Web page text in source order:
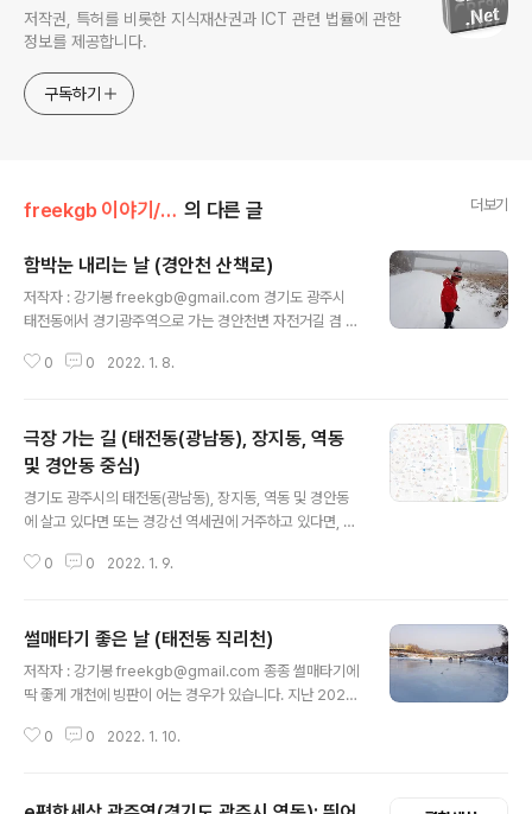
저작권, 특허를 비롯한 지식재산권과 ICT 관련 법률에 관한
정보를 제공합니다.
구독하기
freekgb 이야기/경기도 광주 의 다른 글 더보기
함박눈 내리는 날 (경안천 산책로)
저작자 : 강기봉 freekgb@gmail.com 경기도 광주시
태전동에서 경기광주역으로 가는 경안천변 자전거길 겸 산
서 30분 내외가 걸립니다. 태전동에서 3번, 12번 등의 버
신고 걷기가 조금 어렵습니다. 자전거를 이용하는 분들도
많고 최근에는 공유 전동킥보드를 이용하는 분들도 많습니
다. 이 산책로는 경기도 광주시의 도심에 위치한 청석공원
으로 이어집니다. 사진에 보이는 다리는 성남에서 장호원
까지 이어지는 자동차전용도로의 일부입니다. 앞으로 경안
천변의 모습도 경기광주역을 중심으로 개발이 계속되면서
0 0 2022. 1. 8.
극장 가는 길 (태전동(광남동), 장지동, 역동
및 경안동 중심)
경기도 광주시의 태전동(광남동), 장지동, 역동 및 경안동
에 살고 있다면 또는 경강선 역세권에 거주하고 있다면, 비
화를 관람하기 위해 먼 곳으로 원정을 가는 경우가 많은데
의 중심이라고 할 수 있는 경안동에 극장이 두 곳 있습니다.
광주종합버스터미널에 위치한 롯데시네마는 오랫동안 광
주 시민들의 영화에 대한 갈증을 풀어 주었습니다. 다만 이
장한 CGV는 총 8관 1202석이며, CGV경기광주점이 개
0 0 2022. 1. 9.
썰매타기 좋은 날 (태전동 직리천)
저작자 : 강기봉 freekgb@gmail.com 종종 썰매타기에
딱 좋게 개천에 빙판이 어는 경우가 있습니다. 지난 2021
빙판을 만나기는 쉽지 않지만 지난해 1월에는 이런 빙판을
0 0 2022. 1. 10.